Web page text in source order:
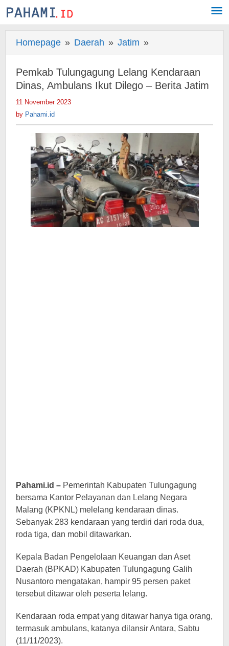
Skip
to
Homepage » Daerah » Jatim »
Tulungagung
Lelang
Kendaraan
Ikut
-
Berita
Jatim
Pemkab Tulungagung Lelang Kendaraan
Dinas, Ambulans Ikut Dilego – Berita Jatim
11 November 2023
by Pahami.id
Pahami.id – Pemerintah Kabupaten Tulungagung
bersama Kantor Pelayanan dan Lelang Negara
Malang (KPKNL) melelang kendaraan dinas.
Sebanyak 283 kendaraan yang terdiri dari roda dua,
roda tiga, dan mobil ditawarkan.
Kepala Badan Pengelolaan Keuangan dan Aset
Daerah (BPKAD) Kabupaten Tulungagung Galih
Nusantoro mengatakan, hampir 95 persen paket
tersebut ditawar oleh peserta lelang.
Kendaraan roda empat yang ditawar hanya tiga orang,
termasuk ambulans, katanya dilansir Antara, Sabtu
(11/11/2023).